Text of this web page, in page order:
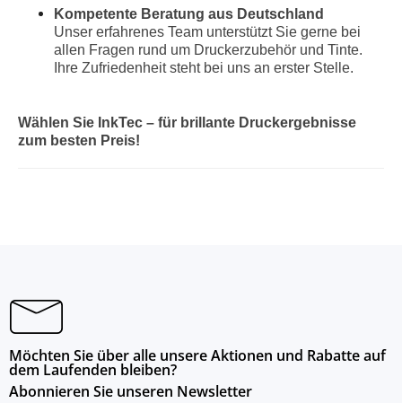
Kompetente Beratung aus Deutschland
Unser erfahrenes Team unterstützt Sie gerne bei
allen Fragen rund um Druckerzubehör und Tinte.
Ihre Zufriedenheit steht bei uns an erster Stelle.
Wählen Sie InkTec – für brillante Druckergebnisse
zum besten Preis!
Möchten Sie über alle unsere Aktionen und Rabatte auf
dem Laufenden bleiben?
Abonnieren Sie unseren Newsletter